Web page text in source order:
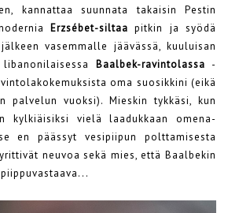
kannattaa suunnata takaisin Pestin
Erzsébet-siltaa pitkin ja syödä
vasemmalle jäävässä, kuuluisan
Baalbek-ravintolassa -
oma suosikkini (eikä
palvelun vuoksi). Mieskin tykkäsi, kun
kylkiäisiksi vielä laadukkaan omena-
en päässyt vesipiipun polttamisesta
neuvoa sekä mies, että Baalbekin